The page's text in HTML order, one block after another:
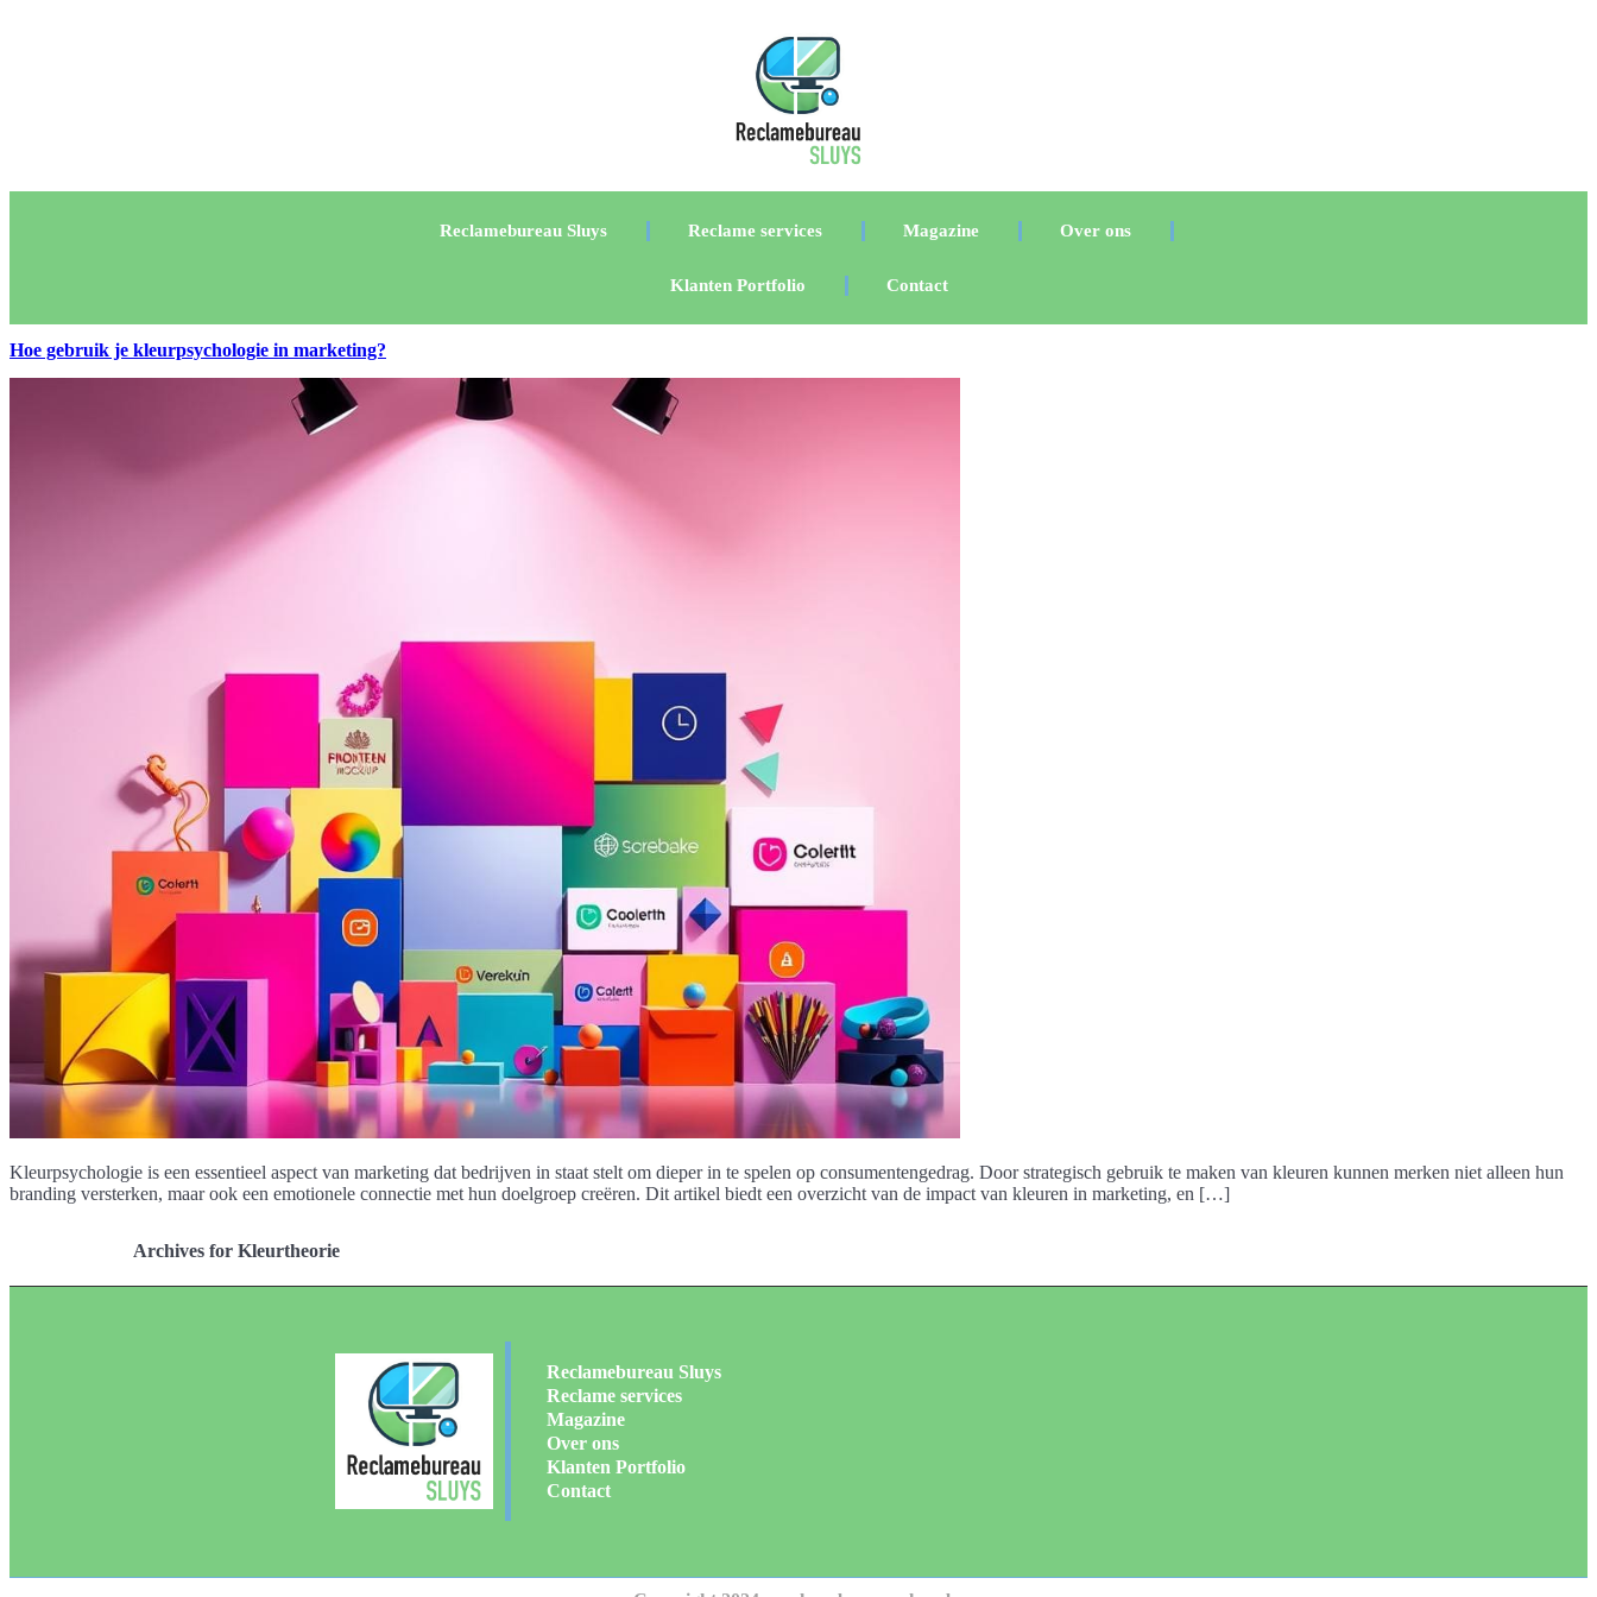
Reclamebureau Sluys Reclame services Magazine Over ons
Klanten Portfolio Contact
Hoe gebruik je kleurpsychologie in marketing?
Kleurpsychologie is een essentieel aspect van marketing dat bedrijven in staat stelt om dieper in te spelen op consumentengedrag. Door strategisch gebruik te maken van kleuren kunnen merken niet alleen hun
branding versterken, maar ook een emotionele connectie met hun doelgroep creëren. Dit artikel biedt een overzicht van de impact van kleuren in marketing, en […]
Archives for Kleurtheorie
Reclamebureau Sluys
Reclame services
Magazine
Over ons
Klanten Portfolio
Contact